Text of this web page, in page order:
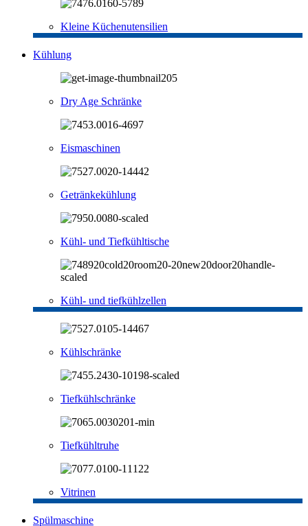
Kleine Küchenutensilien
Kühlung
Dry Age Schränke
Eismaschinen
Getränkekühlung
Kühl- und Tiefkühltische
Kühl- und tiefkühlzellen
Kühlschränke
Tiefkühlschränke
Tiefkühltruhe
Vitrinen
Spülmaschine